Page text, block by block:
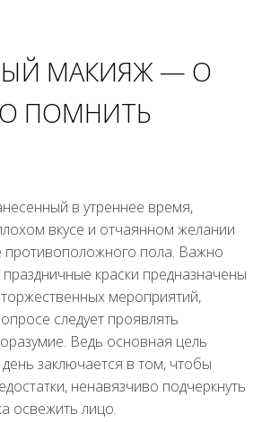
МАКИЯЖ — О
ПОМНИТЬ
в утреннее время,
вкусе и отчаянном желании
противоположного пола. Важно
краски предназначены
мероприятий,
следует проявлять
Ведь основная цель
заключается в том, чтобы
ненавязчиво подчеркнуть
освежить лицо.